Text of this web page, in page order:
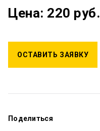
Цена: 220 руб.
ОСТАВИТЬ ЗАЯВКУ
Поделиться